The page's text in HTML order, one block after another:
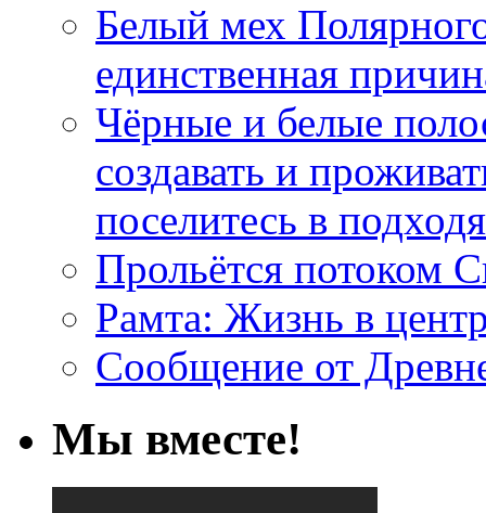
Белый мех
единственная
Чёрные и белые
создавать и
поселитесь в
Прольётся потоком
Рамта: Жизнь в
Сообщение от
Мы вместе!